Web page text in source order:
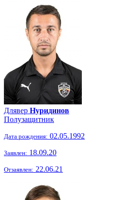
Длявер Нуридинов
Полузащитник
Дата рождения: 02.05.1992
Заявлен: 18.09.20
Отзаявлен: 22.06.21